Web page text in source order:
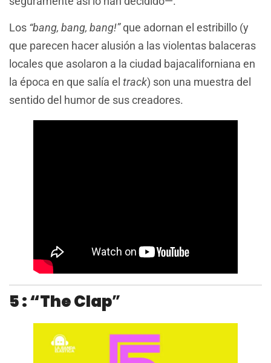
Los “bang, bang, bang!”que adornan el estribillo (y
que parecen hacer alusión a las violentas balaceras
locales que asolaron a la ciudad bajacaliforniana en
la época en que salía el track) son una muestra del
sentido del humor de sus creadores.
5 : “The Clap”